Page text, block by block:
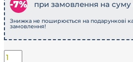
при замовлення на суму
Знижка не поширюється на подарункові
замовлення!